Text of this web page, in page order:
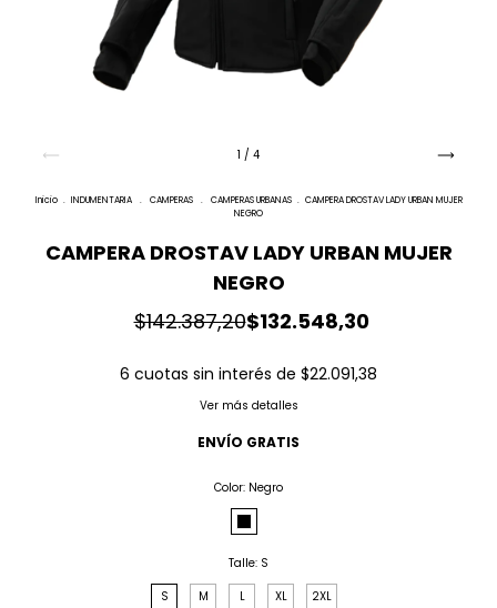
1 / 4
Inicio . INDUMENTARIA . CAMPERAS . CAMPERAS URBANAS . CAMPERA DROSTAV LADY URBAN MUJER
NEGRO
CAMPERA DROSTAV LADY URBAN MUJER
NEGRO
$132.548,30
$142.387,20
6 cuotas sin interés de $22.091,38
Ver más detalles
ENVÍO GRATIS
Color: Negro
Talle: S
S
M L XL 2XL